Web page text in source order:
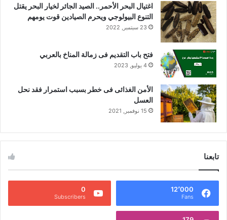
س
د
ت
اغتيال البحر الأحمر.. الصيد الجائر لخيار البحر يقتل
التنوع البيولوجي ويحرم الصيادين قوت يومهم
23 سبتمبر, 2022
فتح باب التقديم فى زمالة المناخ بالعربي
4 يوليو, 2023
الأمن الغذائى فى خطر بسبب استمرار فقد نحل
العسل
15 نوفمبر, 2021
تابعنا
12٬000
Fans
0
Subscribers